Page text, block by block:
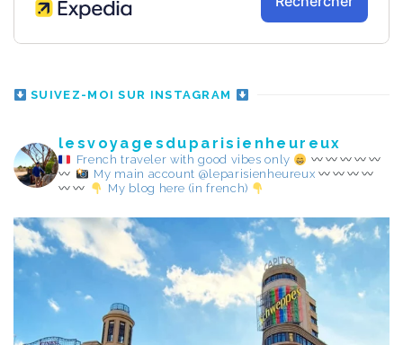
SUIVEZ-MOI SUR INSTAGRAM
lesvoyagesduparisienheureux
French traveler with good vibes only
My main account @leparisienheureux
My blog here (in french)